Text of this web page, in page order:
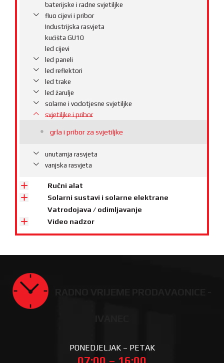
baterijske i radne svjetiljke
fluo cijevi i pribor
Industrijska rasvjeta
kućišta GU10
led cijevi
led paneli
led reflektori
led trake
led žarulje
solarne i vodotjesne svjetiljke
svjetiljke i pribor
grla i pribor za svjetiljke
unutarnja rasvjeta
vanjska rasvjeta
Ručni alat
Solarni sustavi i solarne elektrane
Vatrodojava / odimljavanje
Video nadzor
PONEDJELJAK – PETAK
07:00 – 16:00